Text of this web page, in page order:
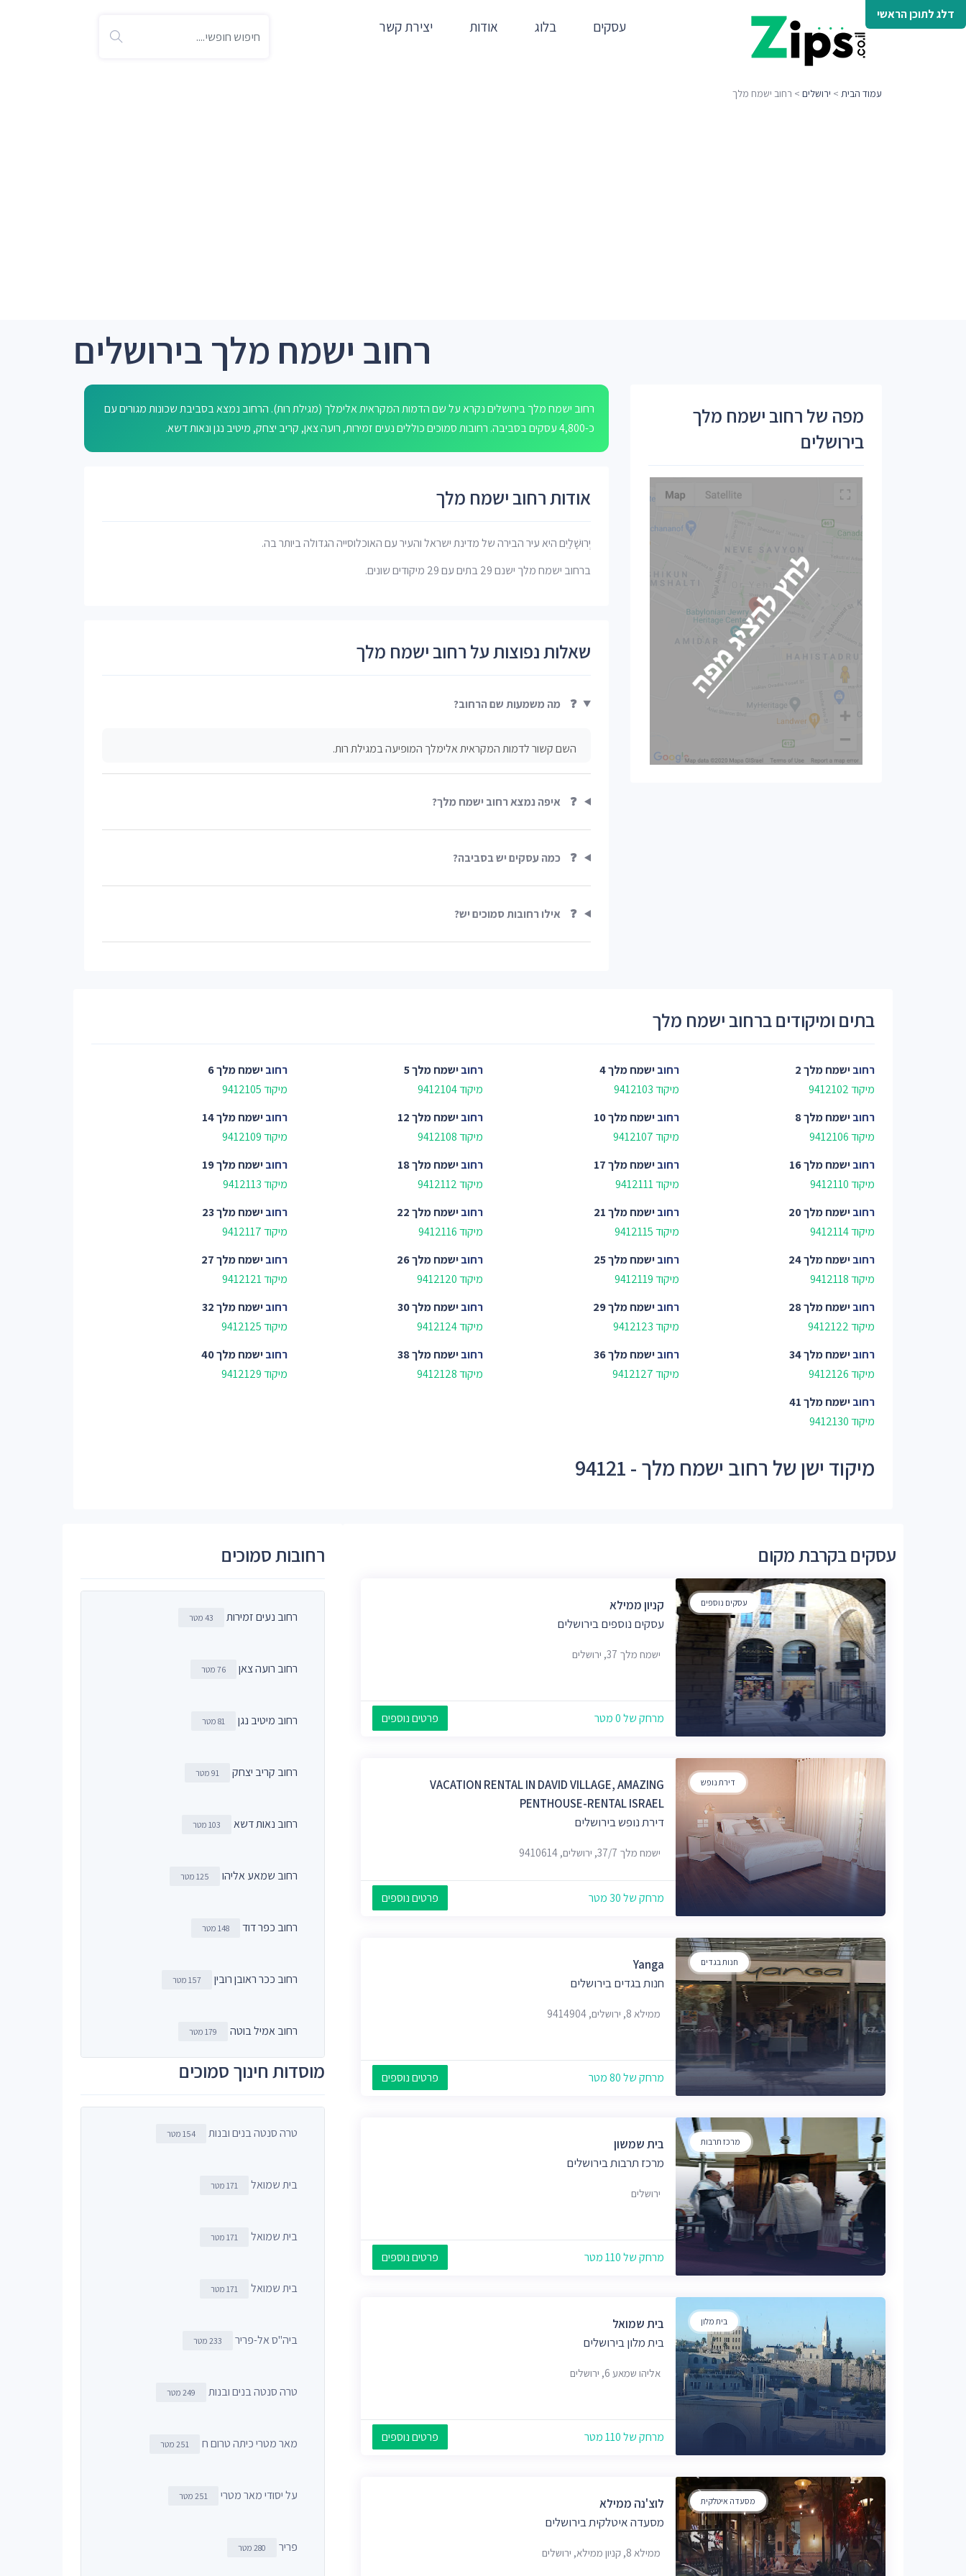
דלג לתוכן הראשי
עסקים בלוג אודות יצירת קשר
עמוד הבית > ירושלים > רחוב ישמח מלך
רחוב ישמח מלך בירושלים
רחוב ישמח מלך בירושלים נקרא על שם הדמות המקראית אלימלך (מגילת רות). הרחוב נמצא בסביבת שכונות מגורים עם
כ-4,800 עסקים בסביבה. רחובות סמוכים כוללים נעים זמירות, רועה צאן, קריב יצחק, מיטיב נגן ונאות דשא.
אודות רחוב ישמח מלך
יְרוּשָׁלַיִם היא עיר הבירה של מדינת ישראל והעיר עם האוכלוסייה הגדולה ביותר בה.
ברחוב ישמח מלך ישנם 29 בתים עם 29 מיקודים שונים.
שאלות נפוצות על רחוב ישמח מלך
❓ מה משמעות שם הרחוב?
השם קשור לדמות המקראית אלימלך המופיעה במגילת רות.
❓ איפה נמצא רחוב ישמח מלך?
❓ כמה עסקים יש בסביבה?
❓ אילו רחובות סמוכים יש?
מפה של רחוב ישמח מלך
בירושלים
בתים ומיקודים ברחוב ישמח מלך
רחובישמח מלך 2
מיקוד 9412102
רחובישמח מלך 4
מיקוד 9412103
רחובישמח מלך 5
מיקוד 9412104
רחובישמח מלך 6
מיקוד 9412105
רחובישמח מלך 8
מיקוד 9412106
רחובישמח מלך 10
מיקוד 9412107
רחובישמח מלך 12
מיקוד 9412108
רחובישמח מלך 14
מיקוד 9412109
רחובישמח מלך 16
מיקוד 9412110
רחובישמח מלך 17
מיקוד 9412111
רחובישמח מלך 18
מיקוד 9412112
רחובישמח מלך 19
מיקוד 9412113
רחובישמח מלך 20
מיקוד 9412114
רחובישמח מלך 21
מיקוד 9412115
רחובישמח מלך 22
מיקוד 9412116
רחובישמח מלך 23
מיקוד 9412117
רחובישמח מלך 24
מיקוד 9412118
רחובישמח מלך 25
מיקוד 9412119
רחובישמח מלך 26
מיקוד 9412120
רחובישמח מלך 27
מיקוד 9412121
רחובישמח מלך 28
מיקוד 9412122
רחובישמח מלך 29
מיקוד 9412123
רחובישמח מלך 30
מיקוד 9412124
רחובישמח מלך 32
מיקוד 9412125
רחובישמח מלך 34
מיקוד 9412126
רחובישמח מלך 36
מיקוד 9412127
רחובישמח מלך 38
מיקוד 9412128
רחובישמח מלך 40
מיקוד 9412129
רחובישמח מלך 41
מיקוד 9412130
מיקוד ישן של רחוב ישמח מלך - 94121
עסקים בקרבת מקום
עסקים נוספים
קניון ממילא
עסקים נוספים בירושלים
ישמח מלך 37, ירושלים
מרחק של 0 מטר פרטים נוספים
דירת נופש
VACATION RENTAL IN DAVID VILLAGE, AMAZING
PENTHOUSE-RENTAL ISRAEL
דירת נופש בירושלים
ישמח מלך 37/7, ירושלים, 9410614
מרחק של 30 מטר פרטים נוספים
חנות בגדים
Yanga
חנות בגדים בירושלים
ממילא 8, ירושלים, 9414904
מרחק של 80 מטר פרטים נוספים
מרכז תרבות
בית שמשון
מרכז תרבות בירושלים
ירושלים
מרחק של 110 מטר פרטים נוספים
בית מלון
בית שמואל
בית מלון בירושלים
אליהו שמאע 6, ירושלים
מרחק של 110 מטר פרטים נוספים
מסעדה איטלקית
לוצ'נה ממילא
מסעדה איטלקית בירושלים
ממילא 8, קניון ממילא, ירושלים
רחובות סמוכים
רחוב נעים זמירות 43 מטר
רחוב רועה צאן 76 מטר
רחוב מיטיב נגן 81 מטר
רחוב קריב יצחק 91 מטר
רחוב נאות דשא 103 מטר
רחוב שמאע אליהו 125 מטר
רחוב כפר דוד 148 מטר
רחוב ככר ראובן רובין 157 מטר
רחוב אמיל בוטה 179 מטר
מוסדות חינוך סמוכים
טרה סנטה בנים ובנות 154 מטר
בית שמואל 171 מטר
בית שמואל 171 מטר
בית שמואל 171 מטר
ביה"ס אל-פריר 233 מטר
טרה סנטה בנים ובנות 249 מטר
מאר מטרי כיתה טרום ח 251 מטר
על יסודי מאר מטרי 251 מטר
פריר 280 מטר